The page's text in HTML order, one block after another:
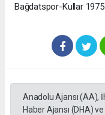
Bağdatspor-Kullar
Anadolu Ajansı (AA),
Haber Ajansı (DHA)